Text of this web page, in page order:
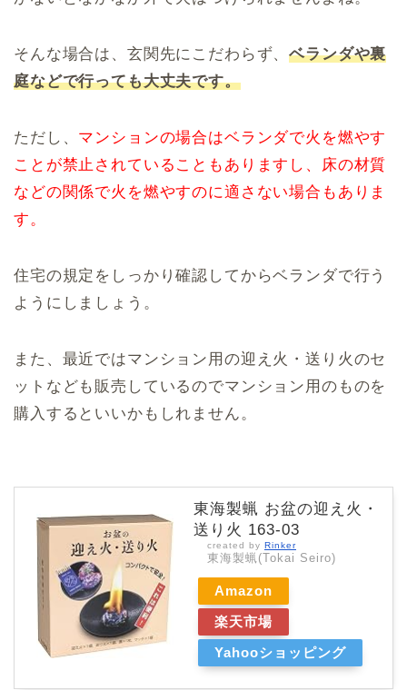
そんな場合は、玄関先にこだわらず、ベランダや裏
庭などで行っても大丈夫です。
ただし、 マンションの場合はベランダで火を燃やす
ことが禁止されていることもありますし、床の材質
などの関係で火を燃やすのに適さない場合もありま
す。
住宅の規定をしっかり確認してからベランダで行う
ようにしましょう。
また、最近ではマンション用の迎え火・送り火のセ
ットなども販売しているのでマンション用のものを
購入するといいかもしれません。
東海製蝋 お盆の迎え火・
送り火 163-03
created by Rinker
東海製蝋(Tokai Seiro)
Amazon
楽天市場
Yahooショッピング